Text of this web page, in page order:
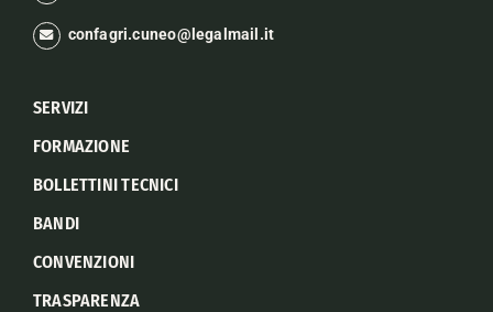
confagri.cuneo@legalmail.it
SERVIZI
FORMAZIONE
BOLLETTINI TECNICI
BANDI
CONVENZIONI
TRASPARENZA